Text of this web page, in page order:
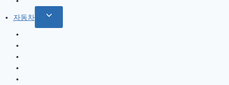
자동차
Toggle
child